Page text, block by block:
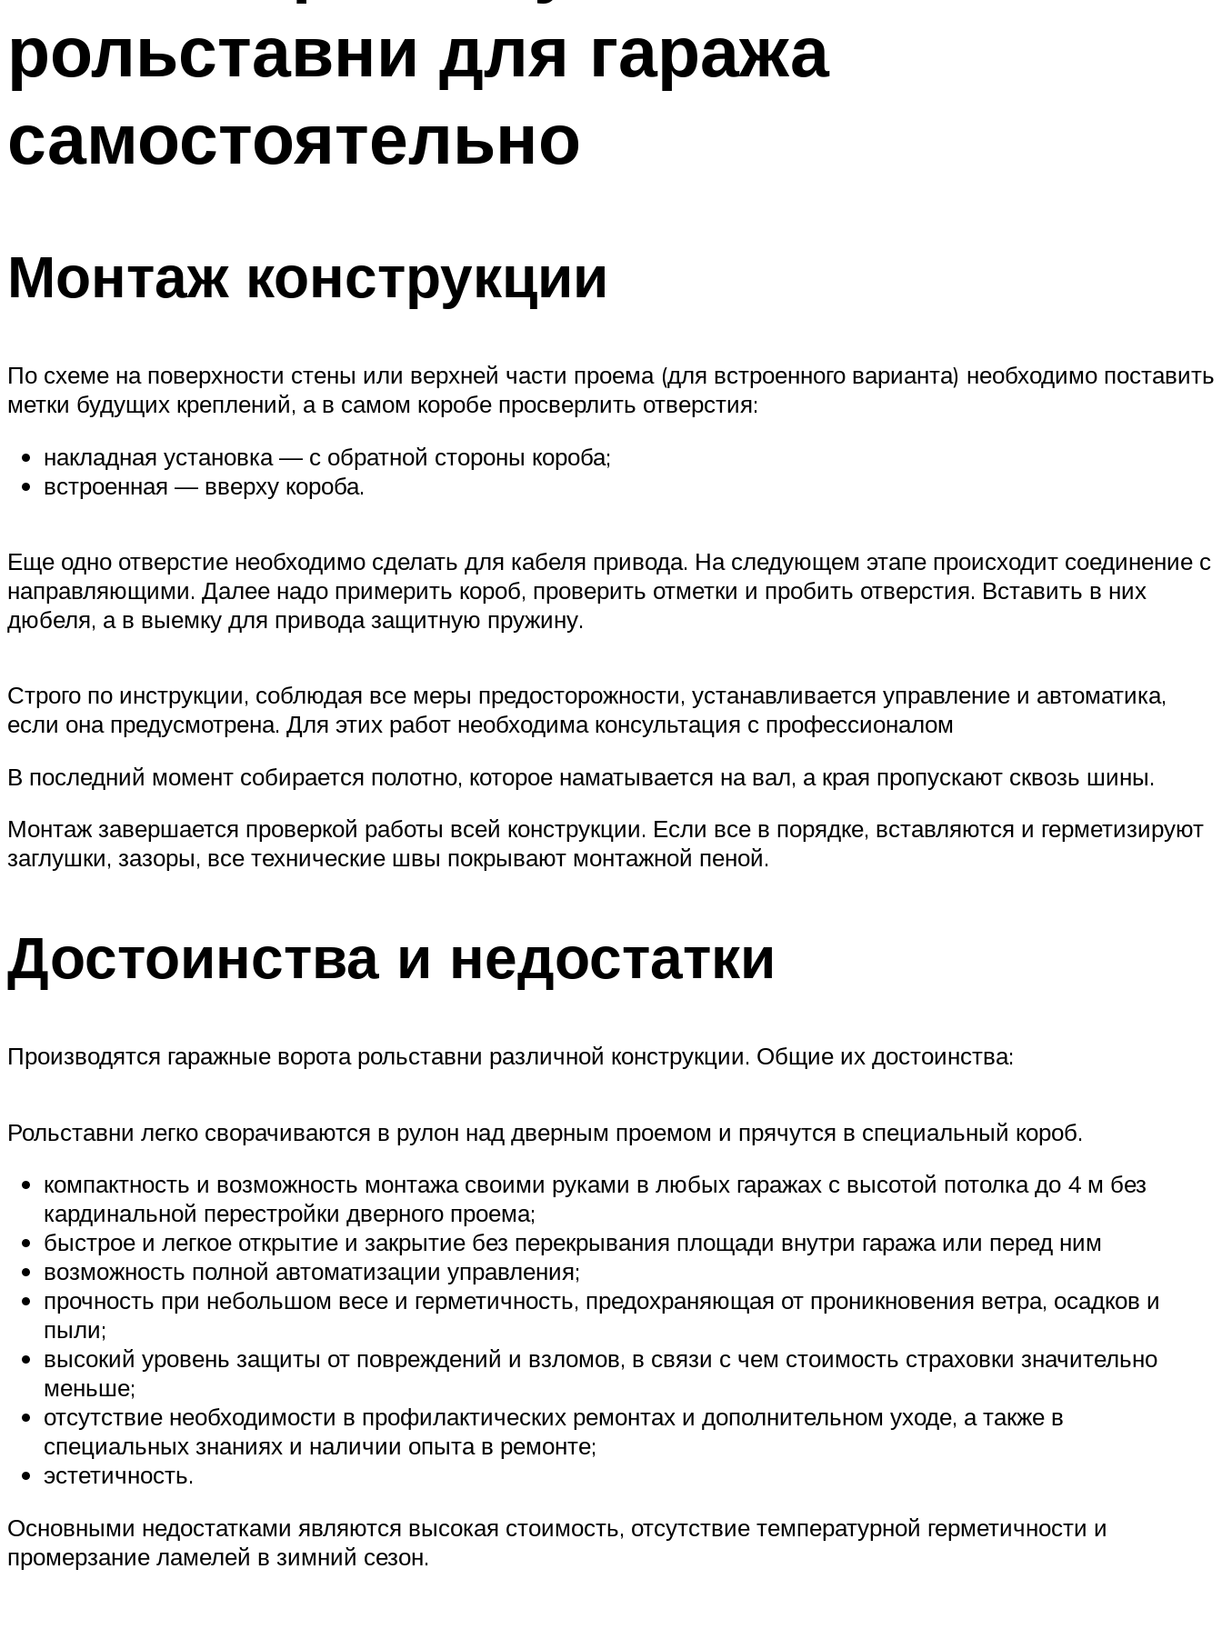
рольставни для гаража
самостоятельно
Монтаж конструкции
По схеме на поверхности стены или верхней части проема (для встроенного варианта) необходимо поставить
метки будущих креплений, а в самом коробе просверлить отверстия:
накладная установка — с обратной стороны короба;
встроенная — вверху короба.
Еще одно отверстие необходимо сделать для кабеля привода. На следующем этапе происходит соединение с
направляющими. Далее надо примерить короб, проверить отметки и пробить отверстия. Вставить в них
дюбеля, а в выемку для привода защитную пружину.
Строго по инструкции, соблюдая все меры предосторожности, устанавливается управление и автоматика,
если она предусмотрена. Для этих работ необходима консультация с профессионалом
В последний момент собирается полотно, которое наматывается на вал, а края пропускают сквозь шины.
Монтаж завершается проверкой работы всей конструкции. Если все в порядке, вставляются и герметизируют
заглушки, зазоры, все технические швы покрывают монтажной пеной.
Достоинства и недостатки
Производятся гаражные ворота рольставни различной конструкции. Общие их достоинства:
Рольставни легко сворачиваются в рулон над дверным проемом и прячутся в специальный короб.
компактность и возможность монтажа своими руками в любых гаражах с высотой потолка до 4 м без
кардинальной перестройки дверного проема;
быстрое и легкое открытие и закрытие без перекрывания площади внутри гаража или перед ним
возможность полной автоматизации управления;
прочность при небольшом весе и герметичность, предохраняющая от проникновения ветра, осадков и
пыли;
высокий уровень защиты от повреждений и взломов, в связи с чем стоимость страховки значительно
меньше;
отсутствие необходимости в профилактических ремонтах и дополнительном уходе, а также в
специальных знаниях и наличии опыта в ремонте;
эстетичность.
Основными недостатками являются высокая стоимость, отсутствие температурной герметичности и
промерзание ламелей в зимний сезон.